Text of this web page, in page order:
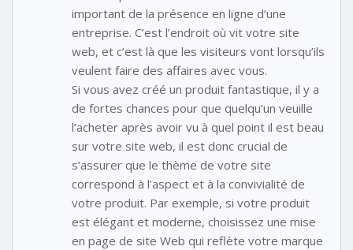
important de la présence en ligne d’une
entreprise. C’est l’endroit où vit votre site
web, et c’est là que les visiteurs vont lorsqu’ils
veulent faire des affaires avec vous.
Si vous avez créé un produit fantastique, il y a
de fortes chances pour que quelqu’un veuille
l’acheter après avoir vu à quel point il est beau
sur votre site web, il est donc crucial de
s’assurer que le thème de votre site
correspond à l’aspect et à la convivialité de
votre produit. Par exemple, si votre produit
est élégant et moderne, choisissez une mise
en page de site Web qui reflète votre marque